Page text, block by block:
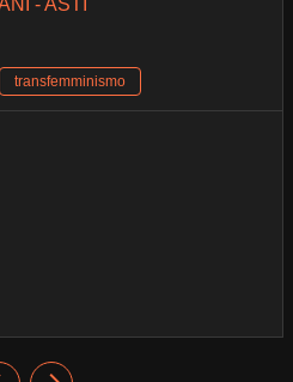
- ASTI
transfemminismo